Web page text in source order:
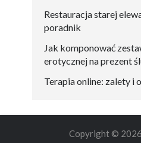
Restauracja starej
poradnik
Jak komponować
erotycznej na prezent
Terapia online: zalety i
Copyright ©